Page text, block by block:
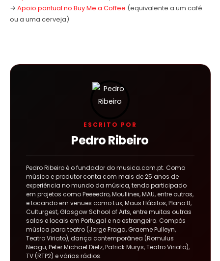
→ Apoio pontual no Buy Me a Coffee (equivalente a um café
ou a uma cerveja)
ESCRITO POR
Pedro Ribeiro
Pedro Ribeiro é o fundador do musica.com.pt. Como
músico e produtor conta com mais de 25 anos de
experiência no mundo da música, tendo participado
em projetos como Peeeedro, Moullinex, MAU, entre outros,
e tocando em venues como Lux, Maus Hábitos, Plano B,
Culturgest, Glasgow School of Arts, entre muitas outras
salas e locais em Portugal e no estrangeiro. Compôs
música para teatro (Jorge Fraga, Graeme Pulleyn,
Teatro Viriato), dança contemporânea (Romulus
Neagu, Peter Michael Dietz, Patrick Murys, Teatro Viriato),
TV (RTP2) e várias rádios.